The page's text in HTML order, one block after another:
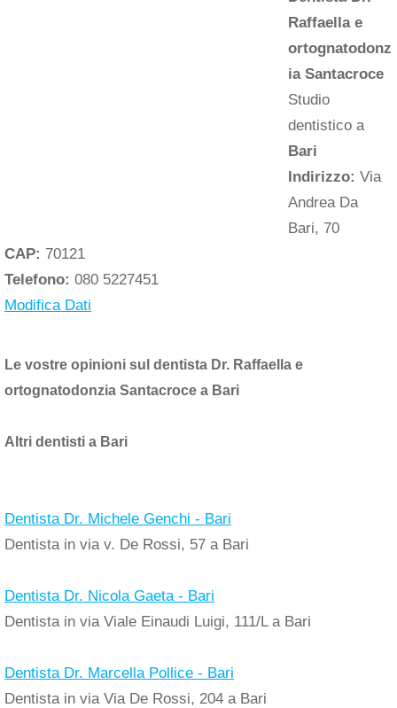
Raffaella e
ortognatodonz
ia Santacroce
Studio
dentistico a
Bari
Indirizzo: Via
Andrea Da
Bari, 70
CAP: 70121
Telefono: 080 5227451
Modifica Dati
Le vostre opinioni sul dentista Dr. Raffaella e
ortognatodonzia Santacroce a Bari
Altri dentisti a Bari
Dentista Dr. Michele Genchi - Bari
Dentista in via v. De Rossi, 57 a Bari
Dentista Dr. Nicola Gaeta - Bari
Dentista in via Viale Einaudi Luigi, 111/L a Bari
Dentista Dr. Marcella Pollice - Bari
Dentista in via Via De Rossi, 204 a Bari